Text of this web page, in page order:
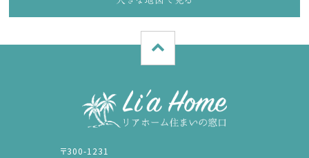
〒300-1231